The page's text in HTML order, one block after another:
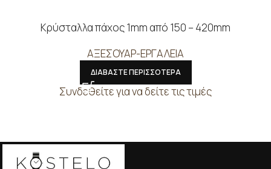
Κρύσταλλα πάχος 1mm από 150 – 420mm
ΑΞΕΣΟΥΑΡ-ΕΡΓΑΛΕΙΑ
ΔΙΑΒΑΣΤΕ ΠΕΡΙΣΣΟΤΕΡΑ
Συνδεθείτε για να δείτε τις τιμές